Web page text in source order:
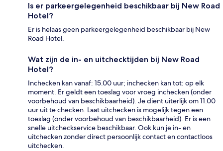
Is er parkeergelegenheid beschikbaar bij New Road
Hotel?
Er is helaas geen parkeergelegenheid beschikbaar bij New
Road Hotel.
Wat zijn de in- en uitchecktijden bij New Road
Hotel?
Inchecken kan vanaf: 15.00 uur; inchecken kan tot: op elk
moment. Er geldt een toeslag voor vroeg inchecken (onder
voorbehoud van beschikbaarheid). Je dient uiterlijk om 11.00
uur uit te checken. Laat uitchecken is mogelijk tegen een
toeslag (onder voorbehoud van beschikbaarheid). Er is een
snelle uitcheckservice beschikbaar. Ook kun je in- en
uitchecken zonder direct persoonlijk contact en contactloos
uitchecken.